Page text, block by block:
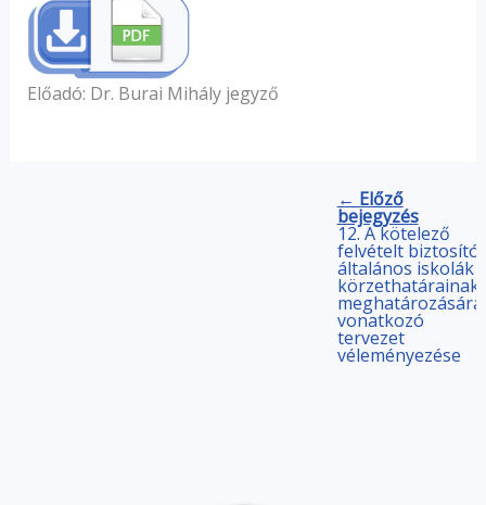
Előadó: Dr. Burai Mihály jegyző
← Előző
bejegyzés
12. A kötelező
felvételt biztosító
általános iskolák
körzethatárainak
meghatározására
vonatkozó
tervezet
véleményezése